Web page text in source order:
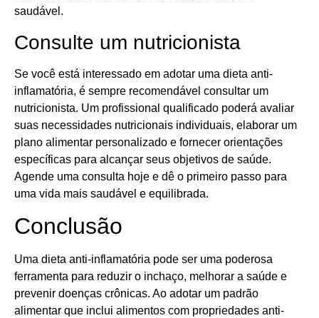
saudável.
Consulte um nutricionista
Se você está interessado em adotar uma dieta anti-
inflamatória, é sempre recomendável consultar um
nutricionista. Um profissional qualificado poderá avaliar
suas necessidades nutricionais individuais, elaborar um
plano alimentar personalizado e fornecer orientações
específicas para alcançar seus objetivos de saúde.
Agende uma consulta hoje e dê o primeiro passo para
uma vida mais saudável e equilibrada.
Conclusão
Uma dieta anti-inflamatória pode ser uma poderosa
ferramenta para reduzir o inchaço, melhorar a saúde e
prevenir doenças crônicas. Ao adotar um padrão
alimentar que inclui alimentos com propriedades anti-